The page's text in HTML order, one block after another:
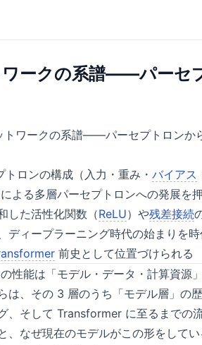
ークの系譜——パーセ
トワークの系譜——パーセプトロンか
ロンの構成（入力・重み・ バイアス
よる多層パーセプトロンへの発展を
した活性化関数（ReLU）や残差接続
ディープラーニング時代の始まりを
前史として位置づけられる
性能は「モデル・データ・計算資源
は、その 3 層のうち「モデル層」の
、そして Transformer に至るまでの
、なぜ現在のモデルがこの形をして